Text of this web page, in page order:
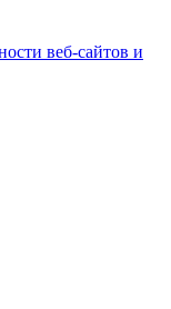
веб-сайтов и